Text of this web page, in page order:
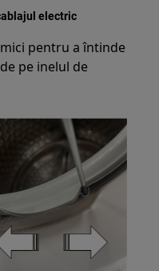
electric
pentru a întinde
pe inelul de